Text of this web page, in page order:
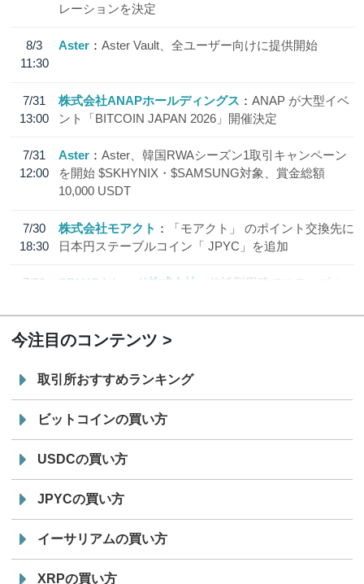
レーションを決定
8/3
11:30
Aster Aster Vault、全ユーザー向けに提供開始
7/31
13:00
株式会社ANAPホールディングス
ANAP が大型イベ
ント「BITCOIN JAPAN 2026」開催決定
7/31
12:00
Aster
Aster、韓国RWAシーズン1取引キャンペーン
を開始 $SKHYNIX・$SAMSUNG対象、賞金総額
10,000 USDT
7/30
18:30
株式会社モアクト
「モアクト」 のポイント交換先に
日本円ステーブルコイン「 JPYC」を追加
7/29
SBI VCトレード株式会社
信託型円建てステーブル
今注目のコンテンツ
取引所おすすめランキング
ビットコインの買い方
USDCの買い方
JPYCの買い方
イーサリアムの買い方
XRPの買い方